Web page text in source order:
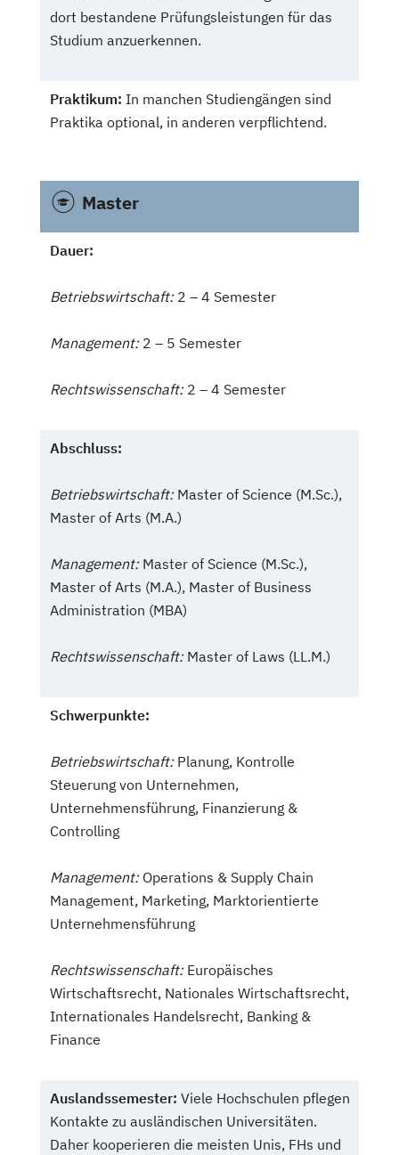
dort bestandene Prüfungsleistungen für das
Studium anzuerkennen.
Praktikum: In manchen Studiengängen sind
Praktika optional, in anderen verpflichtend.
Master
Dauer:
Betriebswirtschaft:2 – 4 Semester
Management:2 – 5 Semester
Rechtswissenschaft:2 – 4 Semester
Abschluss:
Betriebswirtschaft:Master of Science (M.Sc.),
Master of Arts (M.A.)
Management:Master of Science (M.Sc.),
Master of Arts (M.A.), Master of Business
Administration (MBA)
Rechtswissenschaft:Master of Laws (LL.M.)
Schwerpunkte:
Betriebswirtschaft:Planung, Kontrolle
Steuerung von Unternehmen,
Unternehmensführung, Finanzierung &
Controlling
Management: Operations & Supply Chain
Management, Marketing, Marktorientierte
Unternehmensführung
Rechtswissenschaft:Europäisches
Wirtschaftsrecht, Nationales Wirtschaftsrecht,
Internationales Handelsrecht, Banking &
Finance
Auslandssemester: Viele Hochschulen pflegen
Kontakte zu ausländischen Universitäten.
Daher kooperieren die meisten Unis, FHs und